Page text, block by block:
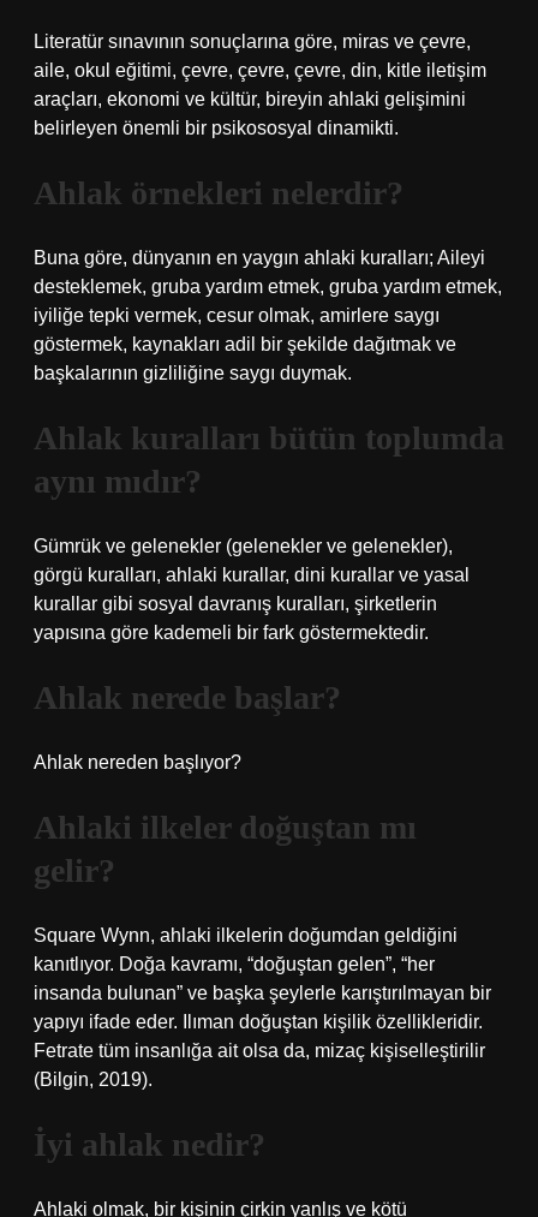
Literatür sınavının sonuçlarına göre, miras ve çevre,
aile, okul eğitimi, çevre, çevre, çevre, din, kitle iletişim
araçları, ekonomi ve kültür, bireyin ahlaki gelişimini
belirleyen önemli bir psikososyal dinamikti.
Ahlak örnekleri nelerdir?
Buna göre, dünyanın en yaygın ahlaki kuralları; Aileyi
desteklemek, gruba yardım etmek, gruba yardım etmek,
iyiliğe tepki vermek, cesur olmak, amirlere saygı
göstermek, kaynakları adil bir şekilde dağıtmak ve
başkalarının gizliliğine saygı duymak.
Ahlak kuralları bütün toplumda
aynı mıdır?
Gümrük ve gelenekler (gelenekler ve gelenekler),
görgü kuralları, ahlaki kurallar, dini kurallar ve yasal
kurallar gibi sosyal davranış kuralları, şirketlerin
yapısına göre kademeli bir fark göstermektedir.
Ahlak nerede başlar?
Ahlak nereden başlıyor?
Ahlaki ilkeler doğuştan mı
gelir?
Square Wynn, ahlaki ilkelerin doğumdan geldiğini
kanıtlıyor. Doğa kavramı, “doğuştan gelen”, “her
insanda bulunan” ve başka şeylerle karıştırılmayan bir
yapıyı ifade eder. Ilıman doğuştan kişilik özellikleridir.
Fetrate tüm insanlığa ait olsa da, mizaç kişiselleştirilir
(Bilgin, 2019).
İyi ahlak nedir?
Ahlaki olmak, bir kişinin çirkin yanlış ve kötü